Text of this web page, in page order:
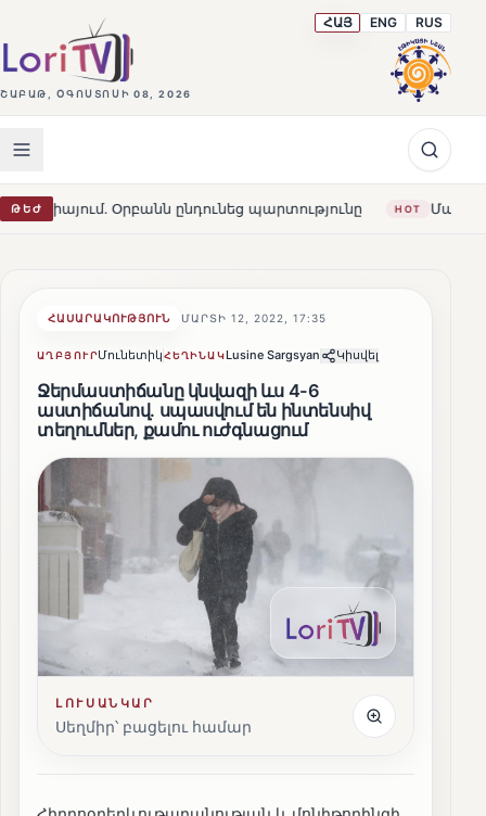
ՇԱԲԱԹ, ՕԳՈՍՏՈՍԻ 08, 2026
ՀԱՅ ENG RUS
ԹԵԺ
Օրբանն ընդունեց պարտությունը HOT Մարթա Կոս.
ՀԱՍԱՐԱԿՈՒԹՅՈՒՆ ՄԱՐՏԻ 12, 2022, 17:35
ԱՂԲՅՈՒՐՄունետիկՀԵՂԻՆԱԿLusine Sargsyan Կիսվել
Ջերմաստիճանը կնվազի ևս 4-6
աստիճանով․ սպասվում են ինտենսիվ
տեղումներ, քամու ուժգնացում
ԼՈՒՍԱՆԿԱՐ
Սեղմիր՝ բացելու համար